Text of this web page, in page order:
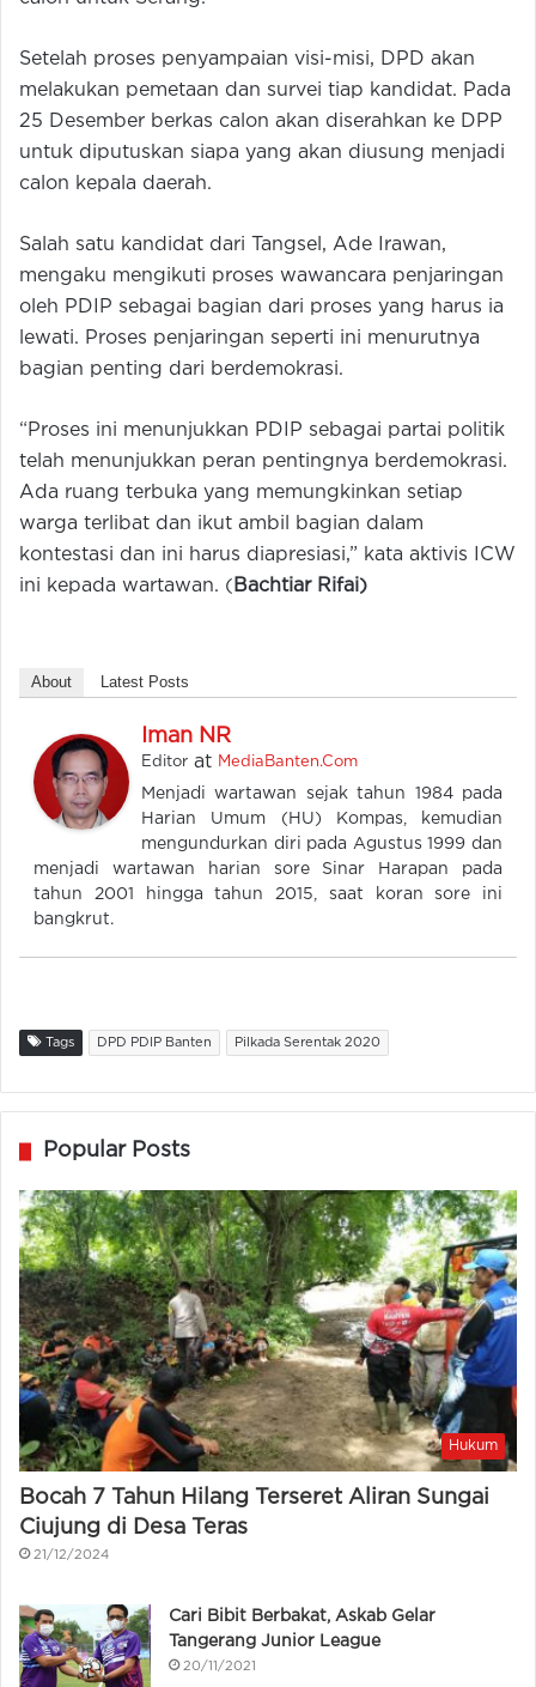
Setelah proses penyampaian visi-misi, DPD akan
melakukan pemetaan dan survei tiap kandidat. Pada
25 Desember berkas calon akan diserahkan ke DPP
untuk diputuskan siapa yang akan diusung menjadi
calon kepala daerah.
Salah satu kandidat dari Tangsel, Ade Irawan,
mengaku mengikuti proses wawancara penjaringan
oleh PDIP sebagai bagian dari proses yang harus ia
lewati. Proses penjaringan seperti ini menurutnya
bagian penting dari berdemokrasi.
“Proses ini menunjukkan PDIP sebagai partai politik
telah menunjukkan peran pentingnya berdemokrasi.
Ada ruang terbuka yang memungkinkan setiap
warga terlibat dan ikut ambil bagian dalam
kontestasi dan ini harus diapresiasi,” kata aktivis ICW
ini kepada wartawan. ( Bachtiar Rifai)
About Latest Posts
Iman NR
Editor at MediaBanten.Com
Menjadi wartawan sejak tahun 1984 pada
Harian Umum (HU) Kompas, kemudian
mengundurkan diri pada Agustus 1999 dan
menjadi wartawan harian sore Sinar Harapan pada
tahun 2001 hingga tahun 2015, saat koran sore ini
bangkrut.
Tags DPD PDIP Banten Pilkada Serentak 2020
Popular Posts
Hukum
Bocah 7 Tahun Hilang Terseret Aliran Sungai
Ciujung di Desa Teras
21/12/2024
Cari Bibit Berbakat, Askab Gelar
Tangerang Junior League
20/11/2021